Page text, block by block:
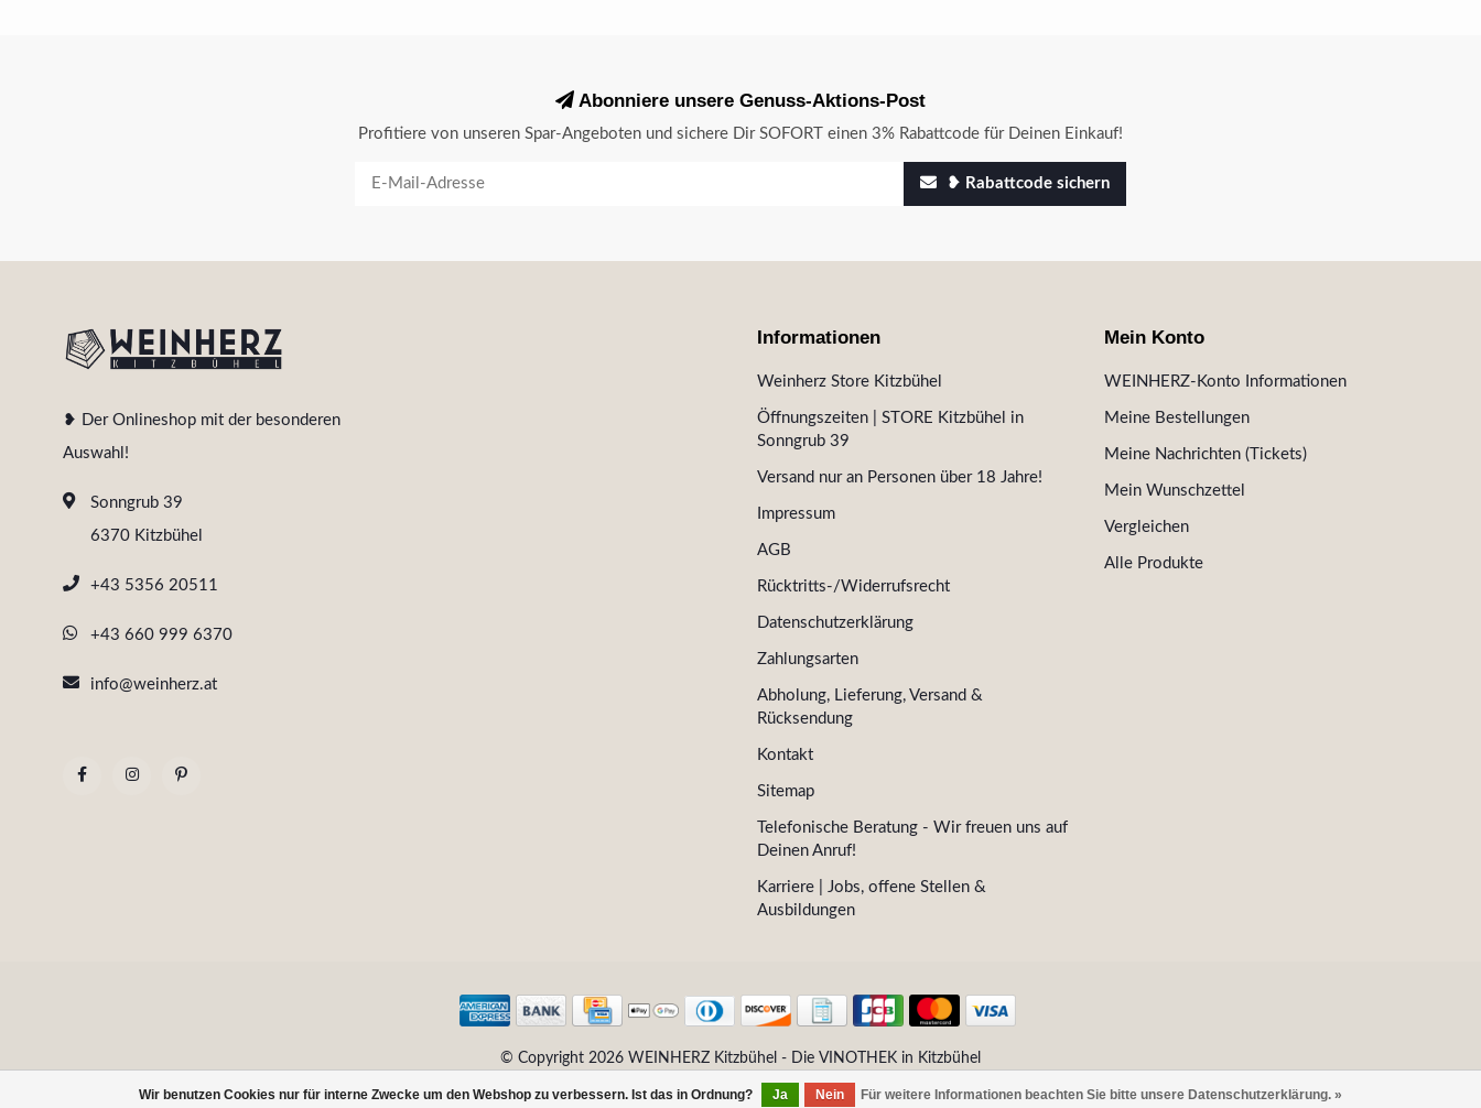
Wir benutzen Cookies nur für interne Zwecke um den Webshop zu verbessern. Ist das in Ordnung? Ja Nein Für weitere Informationen beachten Sie bitte unsere Datenschutzerklärung. »
Abonniere unsere Genuss-Aktions-Post
Profitiere von unseren Spar-Angeboten und sichere Dir SOFORT einen 3% Rabattcode für Deinen Einkauf!
❥ Rabattcode sichern
❥ Der Onlineshop mit der besonderen
Auswahl!
Sonngrub 39
6370 Kitzbühel
+43 5356 20511
+43 660 999 6370
info@weinherz.at
Informationen
Weinherz Store Kitzbühel
Öffnungszeiten | STORE Kitzbühel in
Sonngrub 39
Versand nur an Personen über 18 Jahre!
Impressum
AGB
Rücktritts-/Widerrufsrecht
Datenschutzerklärung
Zahlungsarten
Abholung, Lieferung, Versand &
Rücksendung
Kontakt
Sitemap
Telefonische Beratung - Wir freuen uns auf
Deinen Anruf!
Karriere | Jobs, offene Stellen &
Ausbildungen
Mein Konto
WEINHERZ-Konto Informationen
Meine Bestellungen
Meine Nachrichten (Tickets)
Mein Wunschzettel
Vergleichen
Alle Produkte
© Copyright 2026 WEINHERZ Kitzbühel - Die VINOTHEK in Kitzbühel